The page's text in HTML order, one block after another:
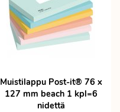
Muistilappu Post-it® 76 x
127 mm beach 1 kpl=6
nidettä